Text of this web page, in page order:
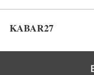
KABAR27